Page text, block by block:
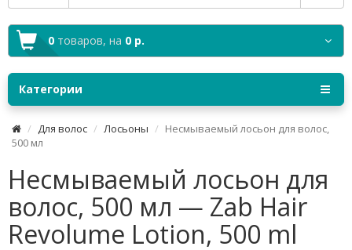
0 товаров, на 0 р.
Категории
Для волос Лосьоны
Несмываемый лосьон для волос,
500 мл
Несмываемый лосьон для
волос, 500 мл — Zab Hair
Revolume Lotion, 500 ml